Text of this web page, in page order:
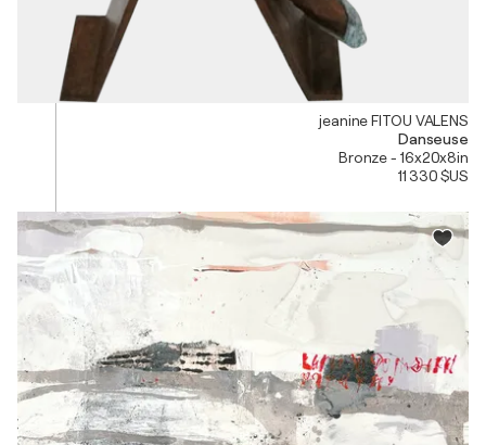
jeanine FITOU VALENS
Danseuse
Bronze - 16x20x8in
11 330 $US